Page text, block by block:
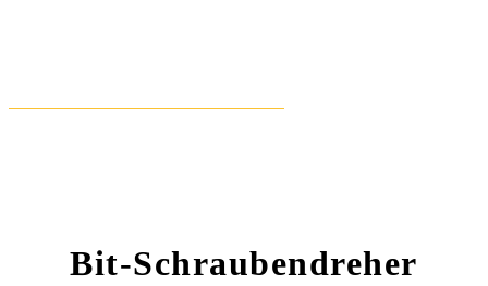
Bit-Schraubendreher